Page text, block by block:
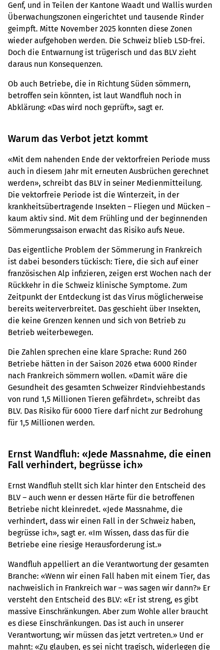
Genf, und in Teilen der Kantone Waadt und Wallis wurden
Überwachungszonen eingerichtet und tausende Rinder
geimpft. Mitte November 2025 konnten diese Zonen
wieder aufgehoben werden. Die Schweiz blieb LSD-frei.
Doch die Entwarnung ist trügerisch und das BLV zieht
daraus nun Konsequenzen.
Ob auch Betriebe, die in Richtung Süden sömmern,
betroffen sein könnten, ist laut Wandfluh noch in
Abklärung: «Das wird noch geprüft», sagt er.
Warum das Verbot jetzt kommt
«Mit dem nahenden Ende der vektorfreien Periode muss
auch in diesem Jahr mit erneuten Ausbrüchen gerechnet
werden», schreibt das BLV in seiner Medienmitteilung.
Die vektorfreie Periode ist die Winterzeit, in der
krankheitsübertragende Insekten – Fliegen und Mücken –
kaum aktiv sind. Mit dem Frühling und der beginnenden
Sömmerungssaison erwacht das Risiko aufs Neue.
Das eigentliche Problem der Sömmerung in Frankreich
ist dabei besonders tückisch: Tiere, die sich auf einer
französischen Alp infizieren, zeigen erst Wochen nach der
Rückkehr in die Schweiz klinische Symptome. Zum
Zeitpunkt der Entdeckung ist das Virus möglicherweise
bereits weiterverbreitet. Das geschieht über Insekten,
die keine Grenzen kennen und sich von Betrieb zu
Betrieb weiterbewegen.
Die Zahlen sprechen eine klare Sprache: Rund 260
Betriebe hätten in der Saison 2026 etwa 6000 Rinder
nach Frankreich sömmern wollen. «Damit wäre die
Gesundheit des gesamten Schweizer Rindviehbestands
von rund 1,5 Millionen Tieren gefährdet», schreibt das
BLV. Das Risiko für 6000 Tiere darf nicht zur Bedrohung
für 1,5 Millionen werden.
Ernst Wandfluh: «Jede Massnahme, die einen
Fall verhindert, begrüsse ich»
Ernst Wandfluh stellt sich klar hinter den Entscheid des
BLV – auch wenn er dessen Härte für die betroffenen
Betriebe nicht kleinredet. «Jede Massnahme, die
verhindert, dass wir einen Fall in der Schweiz haben,
begrüsse ich», sagt er. «Im Wissen, dass das für die
Betriebe eine riesige Herausforderung ist.»
Wandfluh appelliert an die Verantwortung der gesamten
Branche: «Wenn wir einen Fall haben mit einem Tier, das
nachweislich in Frankreich war – was sagen wir dann?» Er
versteht den Entscheid des BLV: «Er ist streng, es gibt
massive Einschränkungen. Aber zum Wohle aller braucht
es diese Einschränkungen. Das ist auch in unserer
Verantwortung; wir müssen das jetzt vertreten.» Und er
mahnt: «Zu glauben, es sei nicht tragisch, widerlegen die